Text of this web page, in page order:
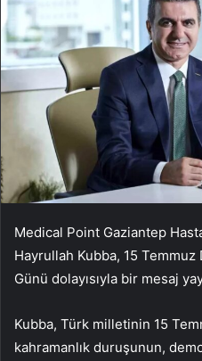
Medical Point Gaziantep
Hayrullah Kubba, 15
Günü dolayısıyla bir mesaj
Kubba, Türk milletinin 15
kahramanlık duruşunun,